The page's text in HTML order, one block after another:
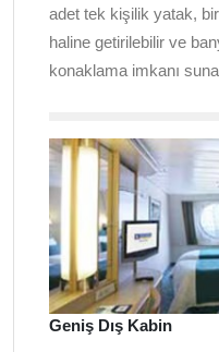
adet tek kişilik yatak,
haline getirilebilir ve
konaklama imkanı
Geniş Dış Kabin